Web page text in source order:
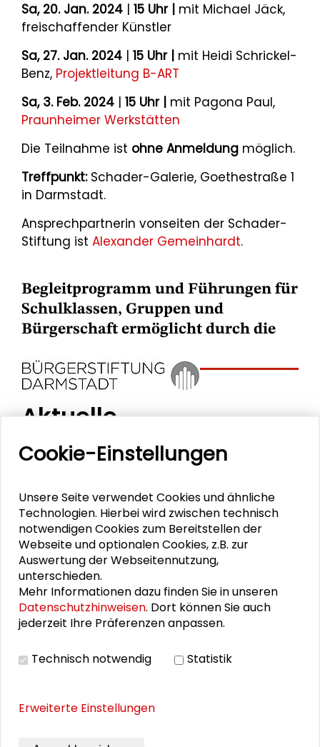
Sa, 20. Jan. 2024 | 15 Uhr | mit Michael Jäck,
freischaffender Künstler
Sa, 27. Jan. 2024 | 15 Uhr | mit Heidi Schrickel-
Benz, Projektleitung B-ART
Sa, 3. Feb. 2024 | 15 Uhr | mit Pagona Paul,
Praunheimer Werkstätten
Die Teilnahme ist ohne Anmeldung möglich.
Treffpunkt:Schader-Galerie, Goethestraße 1
in Darmstadt.
Ansprechpartnerin vonseiten der Schader-
Stiftung ist Alexander Gemeinhardt.
Begleitprogramm und Führungen für
Schulklassen, Gruppen und
Bürgerschaft ermöglicht durch die
Aktuelle
Veranstaltungen
"Demokratischer Wald"
Schlüsseltexte für die Wirtschaft von morgen
Zusammen mehr erreichen – Zukunftsbündnis im
Dialog
Schader-Festival 2026
PERSONEN IM KONTEXT
Cookie-Einstellungen
Unsere Seite verwendet Cookies und ähnliche
Technologien. Hierbei wird zwischen technisch
notwendigen Cookies zum Bereitstellen der
Webseite und optionalen Cookies, z.B. zur
Auswertung der Webseitennutzung,
unterschieden.
Mehr Informationen dazu finden Sie in unseren
Datenschutzhinweisen. Dort können Sie auch
jederzeit Ihre Präferenzen anpassen.
Technisch notwendig Statistik
Erweiterte Einstellungen